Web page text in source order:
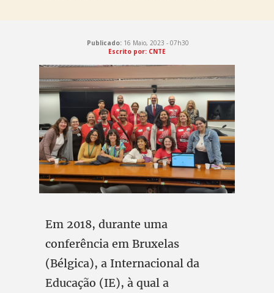
Publicado: 16 Maio, 2023 - 07h30
Escrito por: CNTE
Em 2018, durante uma
conferência em Bruxelas
(Bélgica), a Internacional da
Educação (IE), à qual a